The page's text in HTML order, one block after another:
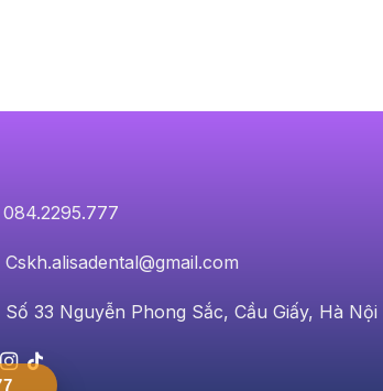
084.2295.777
Cskh.alisadental@gmail.com
Số 33 Nguyễn Phong Sắc, Cầu Giấy, Hà Nội